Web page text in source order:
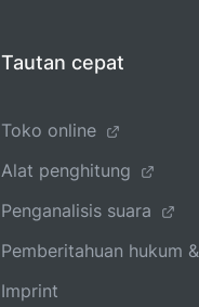
Tautan cepat
Toko online
Alat penghitung
Penganalisis suara
Pemberitahuan hukum
Imprint